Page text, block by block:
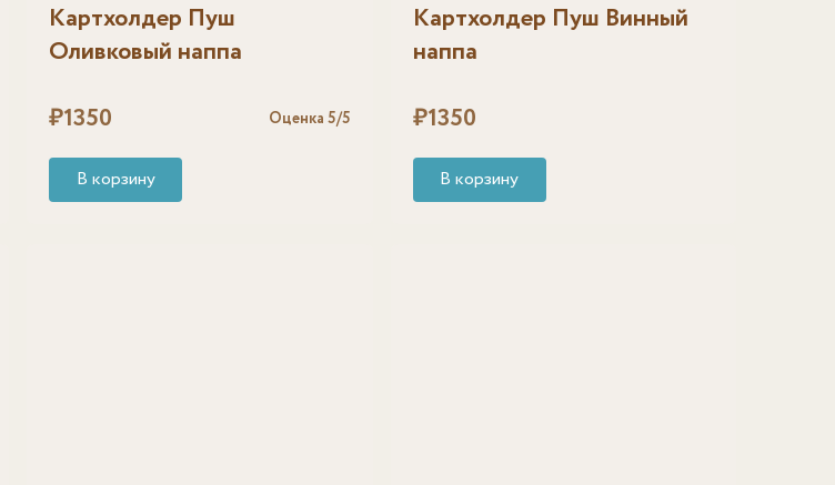
Картхолдер Пуш
Оливковый наппа
₽1350 Оценка 5/5
В корзину
Картхолдер Пуш Винный
наппа
₽1350
В корзину